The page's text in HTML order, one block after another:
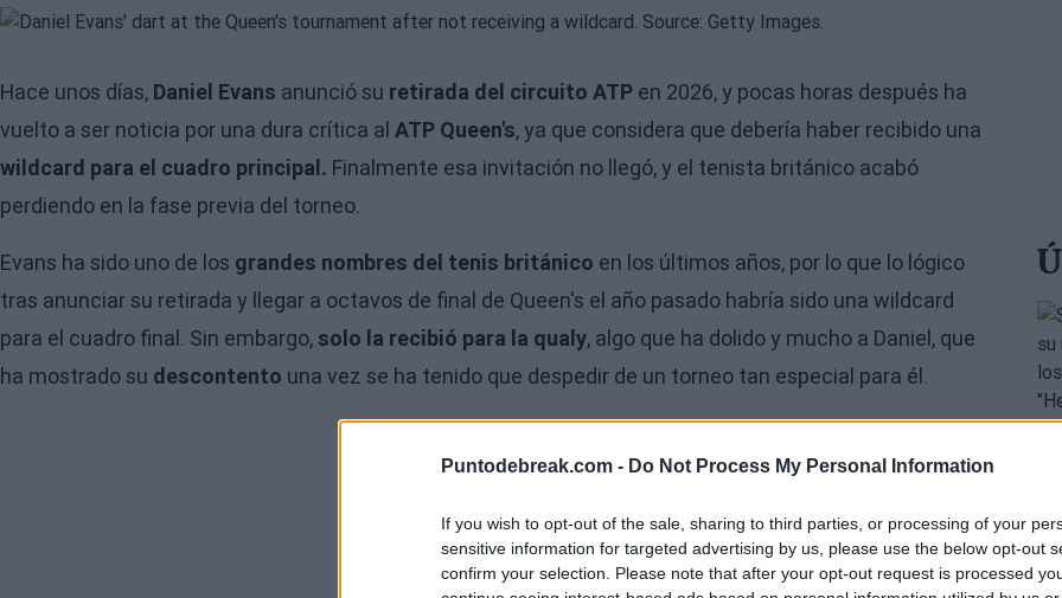
Puntodebreak.com - Do Not Process My Personal Information
If you wish to opt-out of the sale, sharing to third parties, or processing of your
sensitive information for targeted advertising by us, please use the below opt-out
confirm your selection. Please note that after your opt-out request is processed
Hace unos días, Daniel Evans anunció su retirada del circuito ATP en 2026, y pocas horas después ha
vuelto a ser noticia por una dura crítica al ATP Queen's, ya que considera que debería haber recibido una
wildcard para el cuadro principal. Finalmente esa invitación no llegó, y el tenista británico acabó
perdiendo en la fase previa del torneo.
Evans ha sido uno de los grandes nombres del tenis británico en los últimos años, por lo que lo lógico
tras anunciar su retirada y llegar a octavos de final de Queen's el año pasado habría sido una wildcard
para el cuadro final. Sin embargo, solo la recibió para la qualy, algo que ha dolido y mucho a Daniel, que
ha mostrado su descontento una vez se ha tenido que despedir de un torneo tan especial para él.